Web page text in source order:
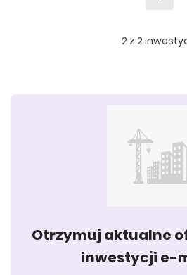
2z 2
Otrzymuj aktualne
inwestycji e-